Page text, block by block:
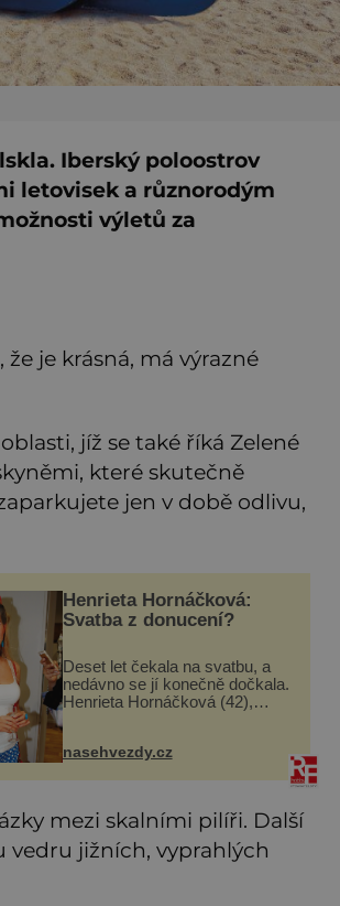
Iberský poloostrov
letovisek a různorodým
výletů za
je krásná, má výrazné
jíž se také říká Zelené
které skutečně
jen v době odlivu,
Henrieta Hornáčková:
Svatba z donucení?
Deset let čekala na svatbu, a
nedávno se jí konečně dočkala.
Henrieta Hornáčková (42),
jedna z hvězd seriálu Ulice, je
vdanou paní. Její slavný den
má podle mnohých dost hořkou
nasehvezdy.cz
mezi skalními pilíři. Další
vedru jižních, vyprahlých